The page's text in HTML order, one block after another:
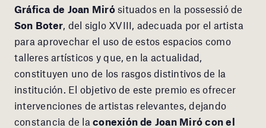
Gráfica de Joan Mirósituados en la possessió de
Son Boter , del siglo XVIII, adecuada por el artista
para aprovechar el uso de estos espacios como
talleres artísticos y que, en la actualidad,
constituyen uno de los rasgos distintivos de la
institución. El objetivo de este premio es ofrecer
intervenciones de artistas relevantes, dejando
constancia de laconexión de Joan Miró con el